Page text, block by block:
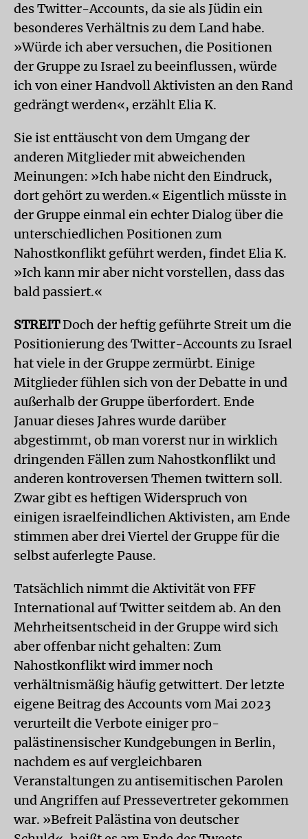
des Twitter-Accounts, da sie als Jüdin ein
besonderes Verhältnis zu dem Land habe.
»Würde ich aber versuchen, die Positionen
der Gruppe zu Israel zu beeinflussen, würde
ich von einer Handvoll Aktivisten an den Rand
gedrängt werden«, erzählt Elia K.
Sie ist enttäuscht von dem Umgang der
anderen Mitglieder mit abweichenden
Meinungen: »Ich habe nicht den Eindruck,
dort gehört zu werden.« Eigentlich müsste in
der Gruppe einmal ein echter Dialog über die
unterschiedlichen Positionen zum
Nahostkonflikt geführt werden, findet Elia K.
»Ich kann mir aber nicht vorstellen, dass das
bald passiert.«
STREITDoch der heftig geführte Streit um die
Positionierung des Twitter-Accounts zu Israel
hat viele in der Gruppe zermürbt. Einige
Mitglieder fühlen sich von der Debatte in und
außerhalb der Gruppe überfordert. Ende
Januar dieses Jahres wurde darüber
abgestimmt, ob man vorerst nur in wirklich
dringenden Fällen zum Nahostkonflikt und
anderen kontroversen Themen twittern soll.
Zwar gibt es heftigen Widerspruch von
einigen israelfeindlichen Aktivisten, am Ende
stimmen aber drei Viertel der Gruppe für die
selbst auferlegte Pause.
Tatsächlich nimmt die Aktivität von FFF
International auf Twitter seitdem ab. An den
Mehrheitsentscheid in der Gruppe wird sich
aber offenbar nicht gehalten: Zum
Nahostkonflikt wird immer noch
verhältnismäßig häufig getwittert. Der letzte
eigene Beitrag des Accounts vom Mai 2023
verurteilt die Verbote einiger pro-
palästinensischer Kundgebungen in Berlin,
nachdem es auf vergleichbaren
Veranstaltungen zu antisemitischen Parolen
und Angriffen auf Pressevertreter gekommen
war. »Befreit Palästina von deutscher